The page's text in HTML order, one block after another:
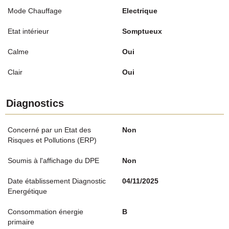
Mode Chauffage Electrique
Etat intérieur Somptueux
Calme Oui
Clair Oui
Diagnostics
Concerné par un Etat des
Risques et Pollutions (ERP)
Non
Soumis à l'affichage du DPE Non
Date établissement Diagnostic
Energétique
04/11/2025
Consommation énergie
primaire
B